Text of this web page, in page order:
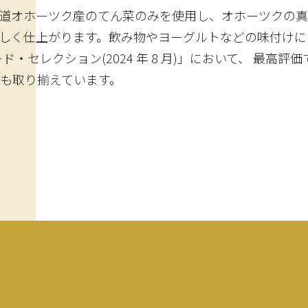
オホーツク産のてん菜のみを使用し、オホーツクの
く仕上がります。飲み物やヨーグルトなどの味付け
・セレクション(2024 年 8 月)」において、 最高評
り揃えています。